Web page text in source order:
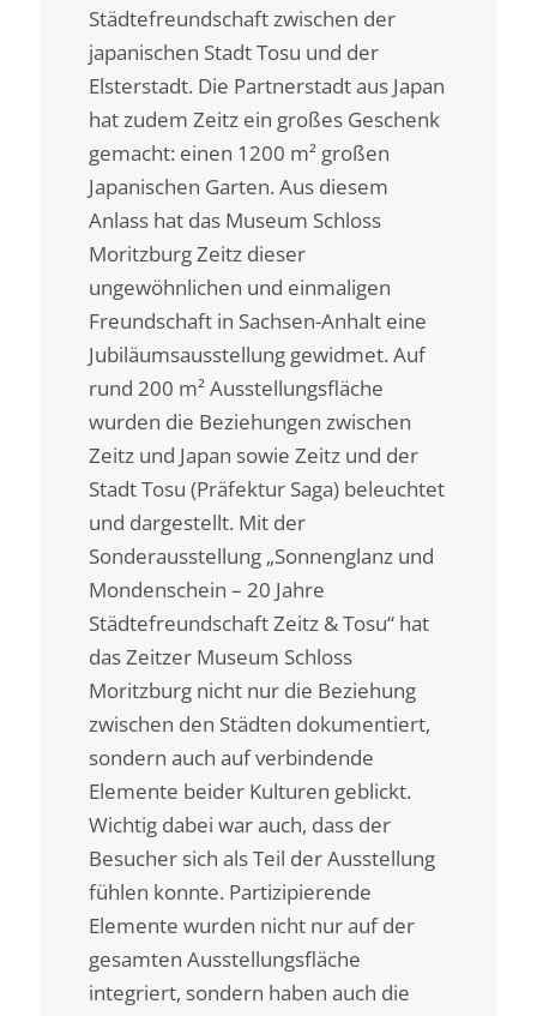
Städtefreundschaft zwischen der
japanischen Stadt Tosu und der
Elsterstadt. Die Partnerstadt aus Japan
hat zudem Zeitz ein großes Geschenk
gemacht: einen 1200 m² großen
Japanischen Garten. Aus diesem
Anlass hat das Museum Schloss
Moritzburg Zeitz dieser
ungewöhnlichen und einmaligen
Freundschaft in Sachsen-Anhalt eine
Jubiläumsausstellung gewidmet. Auf
rund 200 m² Ausstellungsfläche
wurden die Beziehungen zwischen
Zeitz und Japan sowie Zeitz und der
Stadt Tosu (Präfektur Saga) beleuchtet
und dargestellt. Mit der
Sonderausstellung „Sonnenglanz und
Mondenschein – 20 Jahre
Städtefreundschaft Zeitz & Tosu“ hat
das Zeitzer Museum Schloss
Moritzburg nicht nur die Beziehung
zwischen den Städten dokumentiert,
sondern auch auf verbindende
Elemente beider Kulturen geblickt.
Wichtig dabei war auch, dass der
Besucher sich als Teil der Ausstellung
fühlen konnte. Partizipierende
Elemente wurden nicht nur auf der
gesamten Ausstellungsfläche
integriert, sondern haben auch die